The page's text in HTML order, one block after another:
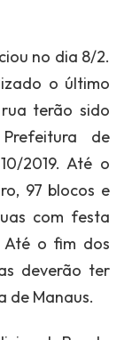
no dia 8/2.
o último
terão sido
de
2019. Até o
97 blocos e
com festa
Até o fim dos
deverão ter
de Manaus.